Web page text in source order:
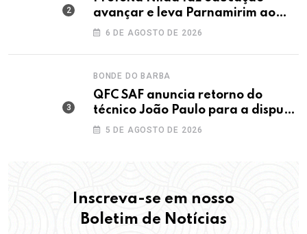
avançar e leva Parnamirim ao
maior IDEB da história dos anos
6 DE AGOSTO DE 2026
BONDE DO BARBA
QFC SAF anuncia retorno do
técnico João Paulo para a disputa
da elite do Campeonato Potiguar
5 DE AGOSTO DE 2026
Inscreva-se em nosso
Boletim de Notícias